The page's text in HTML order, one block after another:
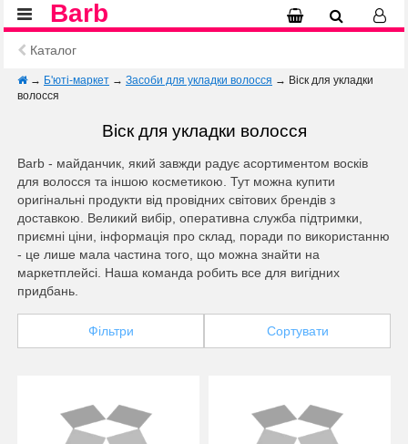
Barb
Каталог
→ Б'юті-маркет → Засоби для укладки волосся → Віск для укладки
волосся
Віск для укладки волосся
Barb - майданчик, який завжди радує асортиментом восків
для волосся та іншою косметикою. Тут можна купити
оригінальні продукти від провідних світових брендів з
доставкою. Великий вибір, оперативна служба підтримки,
приємні ціни, інформація про склад, поради по використанню
- це лише мала частина того, що можна знайти на
маркетплейсі. Наша команда робить все для вигідних
придбань.
Фільтри Сортувати